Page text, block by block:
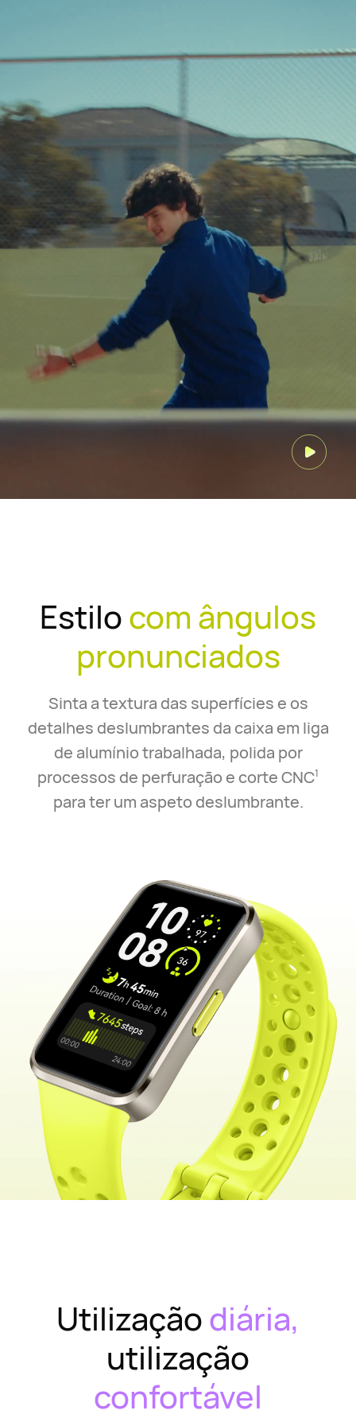
Estilocom ângulos
pronunciados
Sinta a textura das superfícies e os
detalhes deslumbrantes da caixa em liga
de alumínio trabalhada, polida por
processos de perfuração e corte CNC1
para ter um aspeto deslumbrante.
Utilizaçãodiária,
utilização
confortável